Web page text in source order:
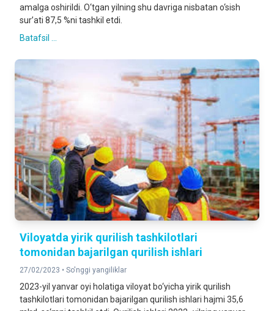
amalga oshirildi. O‘tgan yilning shu davriga nisbatan o‘sish
sur’ati 87,5 %ni tashkil etdi.
Batafsil ...
Viloyatda yirik qurilish tashkilotlari
tomonidan bajarilgan qurilish ishlari
27/02/2023 • So'nggi yangiliklar
2023-yil yanvar oyi holatiga viloyat bo‘yicha yirik qurilish
tashkilotlari tomonidan bajarilgan qurilish ishlari hajmi 35,6